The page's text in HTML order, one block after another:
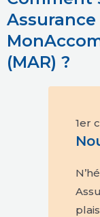
Assurance
(MAR) ?
1er